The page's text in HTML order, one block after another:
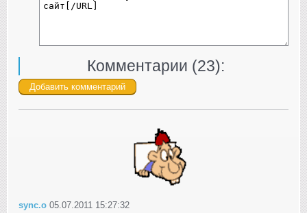
Комментарии (23):
sync.o 05.07.2011 15:27:32